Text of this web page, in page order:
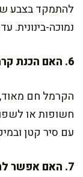
להתמקד בצבע
נמוכה-בינונית.
6. האם הכנת קרמל מסוכנת?
הקרמל חם מאוד,
חשופות או
עם סיר קטן
7. האם אפשר להקפיא קרמל?